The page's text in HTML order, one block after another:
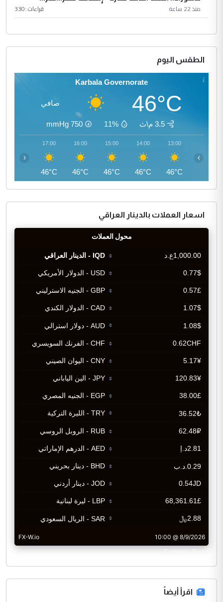
منذ 22 ساعة قراءات :330
الطقس اليوم
Karbala Governorate
46°C صافي
3.5 م\ث 11%
750
mmHg
13:00
46°C
14:00
46°C
15:00
46°C
16:00
46°C
17:00
46°C
‹ ›
اسعار العملات بالدينار العراقي
CurrencyRate
اقرأ أيضاً